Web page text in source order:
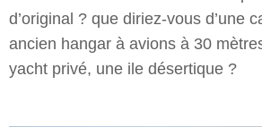
d’original ? que diriez-vous d’une
ancien hangar à avions à 30
yacht privé, une ile désertique ?